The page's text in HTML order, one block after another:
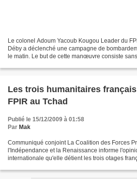
Le colonel Adoum Yacoub Kougou Leader du
Déby a déclenché une campagne de
le matin. Le but de cette manœuvre consiste
Les trois humanitaires
FPIR au Tchad
Publié le 15/12/2009 à 01:58
Par Mak
Communiqué conjoint La Coalition des Forces
l'Indépendance et la Renaissance informe
internationale qu'elle détient les trois otages